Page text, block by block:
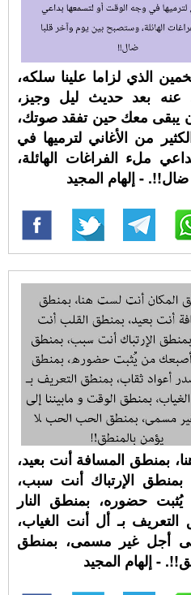
الذي لزاما علينا سلكه،
عنه بعد حديث ليل وجيز،
يبقى معك حين تفقد صوتك،
من الأغاني لترميها في
ملء الفراغات الهائلة،
- إلهام المجيد
بمنطق المسافة أنت بعيد،
الإرتباك أنت سبب،
حضوره، بمنطق النار
بـ أل أنت الغياب،
أجل غير مسمى، بمنطق
- إلهام المجيد